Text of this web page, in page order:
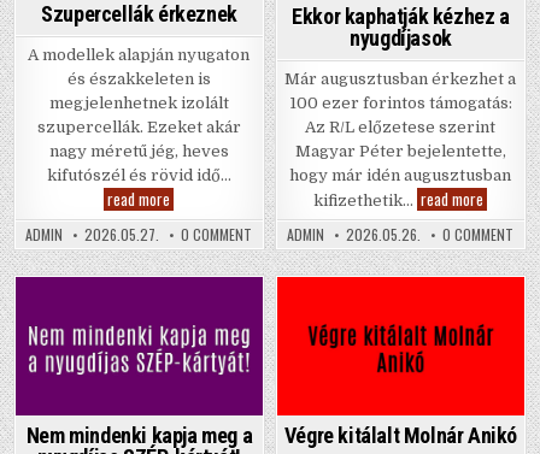
Szupercellák érkeznek
A modellek alapján nyugaton
és északkeleten is
megjelenhetnek izolált
szupercellák. Ezeket akár
nagy méretű jég, heves
kifutószél és rövid idő…
read more
érkeznek
ADMIN 2026.05.27. 0 COMMENT ON
SZUPERCELLÁK
ÉRKEZNEK
Ekkor kaphatják kézhez a
nyugdíjasok
Már augusztusban érkezhet a
100 ezer forintos támogatás:
Az R/L előzetese szerint
Magyar Péter bejelentette,
hogy már idén augusztusban
kifizethetik… read more
kézhez
a
ADMIN 2026.05.26. 0 COMMENT ON
in
Nem mindenki kapja meg a
in
Végre kitálalt Molnár Anikó